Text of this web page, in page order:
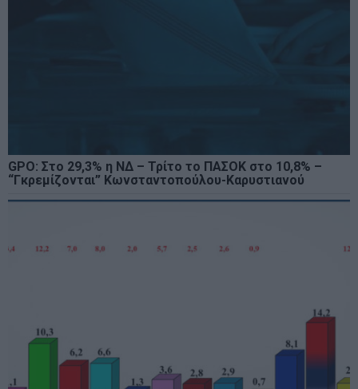
GPO: Στο 29,3% η ΝΔ – Τρίτο το ΠΑΣΟΚ στο 10,8% –
“Γκρεμίζονται” Κωνσταντοπούλου-Καρυστιανού